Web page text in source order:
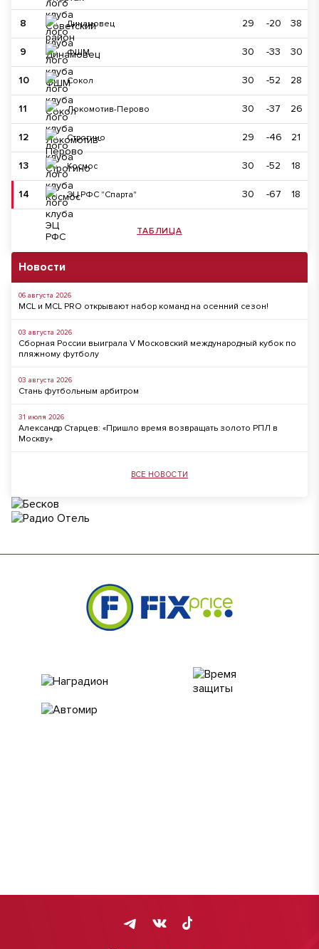
8 Динамовец 29 -20 38
9 ФШМ 30 -33 30
10 Сокол 30 -52 28
11 Локомотив-Перово 30 -37 26
12 Строгино 29 -46 21
13 Космос 30 -52 18
14 ЭЦ РФС "Спарта" 30 -67 18
ТАБЛИЦА
Новости
06 августа 2026
MCL и MCL PRO открывают набор команд на осенний сезон!
03 августа 2026
Сборная России выиграла V Московский международный кубок по
пляжному футболу
03 августа 2026
Стань футбольным арбитром
31 июля 2026
Александр Старцев: «Пришло время возвращать золото РПЛ в
Москву»
ВСЕ НОВОСТИ